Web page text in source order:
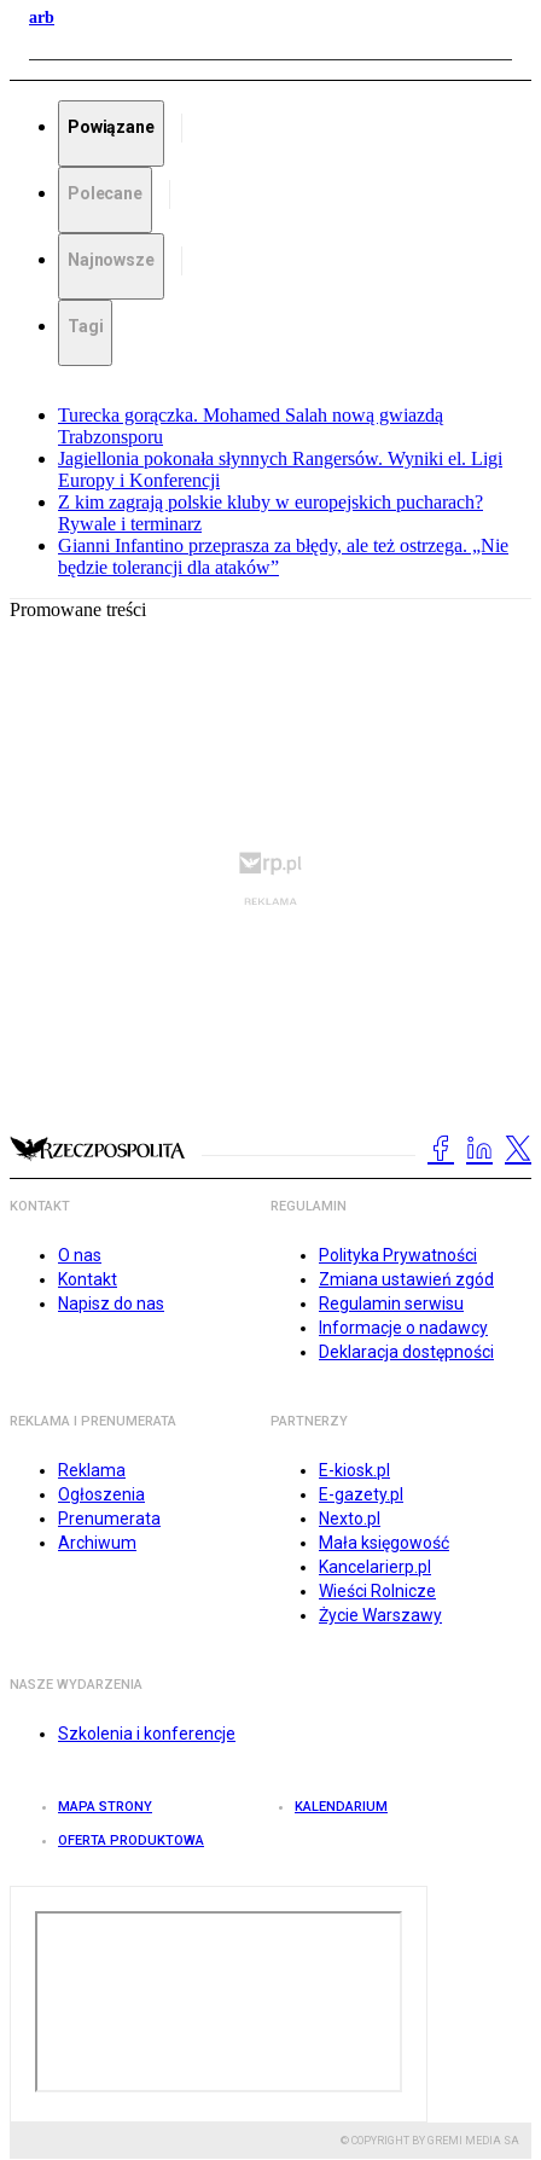
arb
Powiązane
Polecane
Najnowsze
Tagi
Turecka gorączka. Mohamed Salah nową gwiazdą
Trabzonsporu
Jagiellonia pokonała słynnych Rangersów. Wyniki el. Ligi
Europy i Konferencji
Z kim zagrają polskie kluby w europejskich pucharach?
Rywale i terminarz
Gianni Infantino przeprasza za błędy, ale też ostrzega. „Nie
będzie tolerancji dla ataków”
Promowane treści
KONTAKT
O nas
Kontakt
Napisz do nas
REGULAMIN
Polityka Prywatności
Zmiana ustawień zgód
Regulamin serwisu
Informacje o nadawcy
Deklaracja dostępności
REKLAMA I PRENUMERATA
Reklama
Ogłoszenia
Prenumerata
Archiwum
PARTNERZY
E-kiosk.pl
E-gazety.pl
Nexto.pl
Mała księgowość
Kancelarierp.pl
Wieści Rolnicze
Życie Warszawy
NASZE WYDARZENIA
Szkolenia i konferencje
MAPA STRONY KALENDARIUM
OFERTA PRODUKTOWA
© COPYRIGHT BY GREMI MEDIA SA